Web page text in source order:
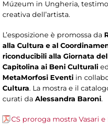
Múzeum in Ungheria,
creativa dell’artista.
L’esposizione è promossa da
alla Cultura e al
riconducibili alla Giornata
Capitolina ai Beni Culturali
MetaMorfosi Eventi in
Cultura. La mostra e il
curati da Alessandra Baroni.
CS proroga mostra Vasari